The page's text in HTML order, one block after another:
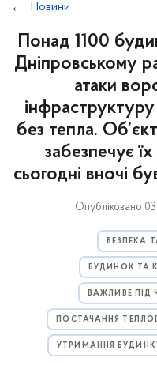
Новини
Понад 1100
Дніпровському
атаки
без тепла.
забезпечує
сьогодні вночі
Опубліковано
БЕЗПЕКА
БУДИНОК ТА
ВАЖЛИВЕ ПІД
ПОСТАЧАННЯ
УТРИМАННЯ